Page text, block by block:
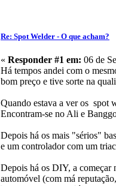
Re: Spot Welder - O que acham?
« Responder #1 em: 06 de
Há tempos andei com o
bom preço e tive sorte na
Quando estava a ver os spot
Encontram-se no Ali e
Depois há os mais "sérios"
e um controlador com um
Depois há os DIY, a começar
automóvel (com má